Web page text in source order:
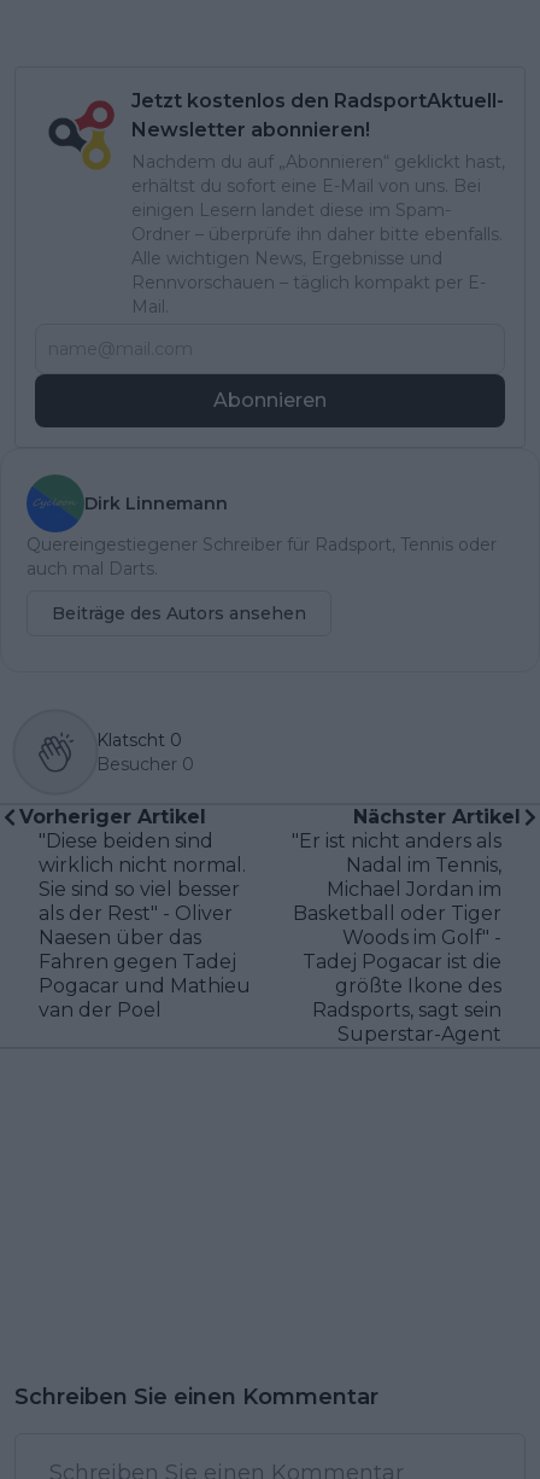
Jetzt kostenlos den RadsportAktuell-
Newsletter abonnieren!
Nachdem du auf „Abonnieren“ geklickt hast,
erhältst du sofort eine E-Mail von uns. Bei
einigen Lesern landet diese im Spam-
Ordner – überprüfe ihn daher bitte ebenfalls.
Alle wichtigen News, Ergebnisse und
Rennvorschauen – täglich kompakt per E-
Mail.
Abonnieren
Dirk Linnemann
Quereingestiegener Schreiber für Radsport, Tennis oder
auch mal Darts.
Beiträge des Autors ansehen
Klatscht 0
Besucher 0
Vorheriger Artikel
"Diese beiden sind
wirklich nicht normal.
Sie sind so viel besser
als der Rest" - Oliver
Naesen über das
Fahren gegen Tadej
Pogacar und Mathieu
van der Poel
Nächster Artikel
"Er ist nicht anders als
Nadal im Tennis,
Michael Jordan im
Basketball oder Tiger
Woods im Golf" -
Tadej Pogacar ist die
größte Ikone des
Radsports, sagt sein
Superstar-Agent
Schreiben Sie einen Kommentar